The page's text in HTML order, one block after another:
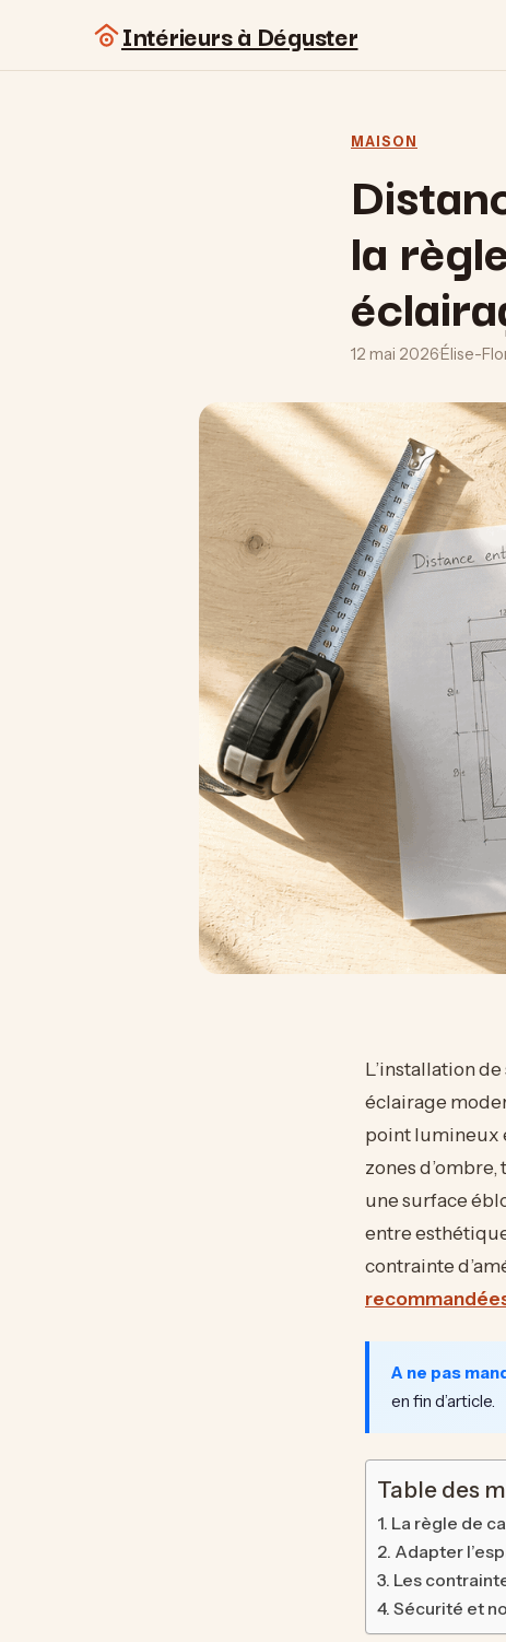
Intérieurs à Déguster
MAISON
la
12 mai 2026·Élise-
L’installation
éclairage
point lumineux
zones
une surface
entre
contrainte
A ne pas
en fin d’article.
Table des
La règle de
Adapter
Les
Sécurité et